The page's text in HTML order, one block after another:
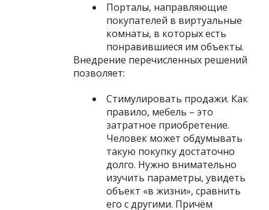
Порталы, направляющие
покупателей в виртуальные
комнаты, в которых есть
понравившиеся им объекты.
Внедрение перечисленных решений
позволяет:
Стимулировать продажи. Как
правило, мебель – это
затратное приобретение.
Человек может обдумывать
такую покупку достаточно
долго. Нужно внимательно
изучить параметры, увидеть
объект «в жизни», сравнить
его с другими. Причём